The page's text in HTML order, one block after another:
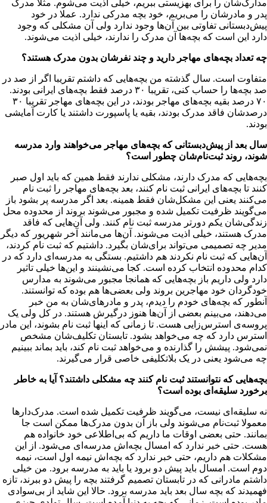
مدارک‌شان را برای بهزیستی ببریم، خیلی اذیت می‌شوم. مثلا مدرک
پدر و مادرشان را می‌بریم، خود بچه مدرکی ندارد. عملا در خود
پیش‌دبستانی تفاوتی بین آن‌ها وجود ندارد ولی آن مشکلی که وجود
دارد این است که بچه‌ها آن مدرک را ندارند، خیلی اذیت می‌شوند.
چه تعداد بچه‌های مهاجر دارید و چند نفرشان بدون مدرک هستند؟
متفاوت است. سال گذشته من بچه‌هایی که داشتم تقریبا اگر از صد در
صد بچه‌ها را حساب کنی، تقریبا ۳۰ درصد فقط بچه‌های ایرانی بودند.
۷۰ درصد بقیه بچه‌های مهاجر بودند، در این بچه‌های مهاجر تقریبا ۳۰
درصدشان فاقد مدرک بودند، بقیه یا پاسپورت داشتند یا کارت آمایشی
بودند.
سال بعد از پیش‌دبستانی که بچه‌های مهاجر می‌خواهند وارد مدرسه
شوند، روند ثبت‌نام‌شان چطور است؟
بچه‌هایی که مدرک دارند، مشکلی ندارند فقط همین که باید اول صبر
کنند تا بچه‌های ایرانی ثبت نام کنند، بعد بچه‌های مهاجر را ثبت نام
می‌کنند یعنی این مشکل‌شان فقط همینه. بعد اگر مدرسه پر بشود باز
می‌گویند ظرفیت تکمیل شده و مجبور می‌شوند بروند از محدوده محل
زندگی‌شان یکم دورتر مدرسه ثبت نام کنند. ولی آن‌هایی که فاقد
مدرک هستند، خیلی اذیت می‌شوند. آن‌ها می‌مانند آخر شهریور که دیگر
مدیر چه تصمیمی می‌تواند برای‌شان بگیرد. داشتیم که ثبت نام کردند،
آن‌هایی که ثبت نام نکردند هم داشتیم. بستگی به مدرسه‌ای دارد که در
کدام محدوده انتخاب کرده است. کجا می‌نشینند و این‌ها خیلی تاثیر
دارد ولی داریم باز بچه‌هایی که همانجا مجبور می‌شوند به مدارس
خودگردان خود مهاجرین بروند ولی بعضی‌ها هم بوده که توانستند.
آنطور که بچه‌های خودم را دیدم، پدر و مادرهای‌شان به من خبر
می‌دهند، می‌بینم بعضی از آن‌ها هنوز درگیرش هستند. در کل ولی یک
پروسه‌ی استرس‌زایی هست. تا زمانی که اینها ثبت نام بشوند، این مادر
استرس دارد که چه می‌خواهد بشود. تابستان تکلیف‌شان مشخص
نمی‌شود. پیشش را گذارنده و می‌خواهد ثبت نام کند، باید بماند ببینیم
چه می‌شود یعنی در یک بلاتکلیفی خاصی قرار می‌گیرند.
بچه‌هایی که نتوانستند ثبت نام کنند چه مشکلی داشتند؟ آیا به خاطر
برخورد سلیقه‌ای بوده است؟
نه سلیقه‌ای نیست، می‌گویند ظرفیت تکمیل شده است. مدرک‌دارها
معمولا ثبت‌نام می‌شوند ولی باز آن بدون مدرک‌ها ممکن است جا
بمانند. حتی بعضی اوقات ما داریم که بی‌اطلاعی خود خانواده هم
هست. حتی خبر ندارد که امسال بچه‌اش مدرسه‌ای می‌شود. از این
مشکلات هم داریم، حتی خبر ندارد که بچه‌اش نیمه اول است، نیمه
دوم است. امسال باید پیش دو برود یا باید به مدرسه برود. من خیلی
داشتم مادرانی که در تابستان تصمیم گرفتند بچه را پیش دو ببرند، تازه
فهمیدند که بچه سال بعد باید مدرسه برود. حالا این شاید از بی‌سوادی